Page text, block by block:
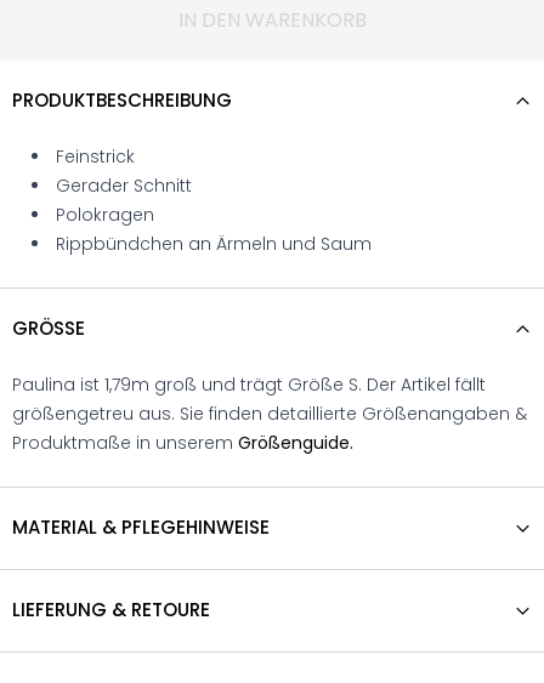
IN DEN WARENKORB
PRODUKTBESCHREIBUNG
Feinstrick
Gerader Schnitt
Polokragen
Rippbündchen an Ärmeln und Saum
GRÖSSE
Paulina ist 1,79m groß und trägt Größe S. Der Artikel fällt
größengetreu aus. Sie finden detaillierte Größenangaben &
Produktmaße in unserem Größenguide.
MATERIAL & PFLEGEHINWEISE
LIEFERUNG & RETOURE